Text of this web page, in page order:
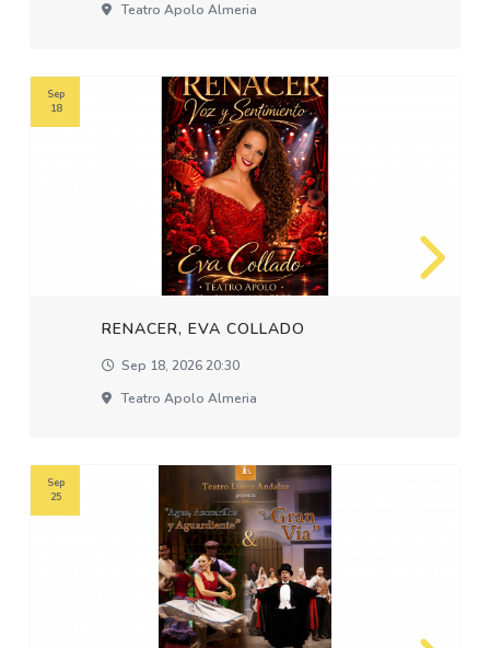
Teatro Apolo Almeria
RENACER, EVA COLLADO
Sep 18, 2026 20:30
Teatro Apolo Almeria
Sep
18
Sep
25